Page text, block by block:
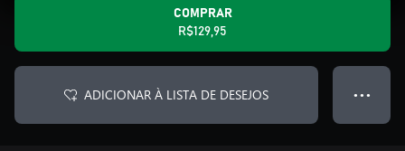
COMPRAR
R$129,95
ADICIONAR À LISTA DE DESEJOS ● ● ●